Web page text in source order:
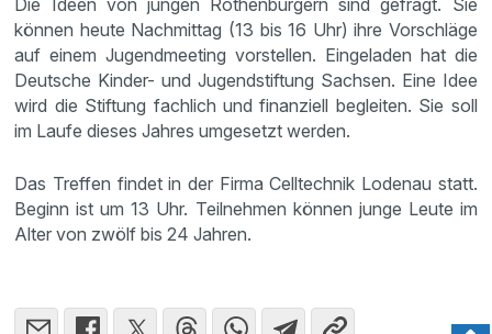
Die Ideen von jungen Rothenburgern sind gefragt. Sie
können heute Nachmittag (13 bis 16 Uhr) ihre Vorschläge
auf einem Jugendmeeting vorstellen. Eingeladen hat die
Deutsche Kinder- und Jugendstiftung Sachsen. Eine Idee
wird die Stiftung fachlich und finanziell begleiten. Sie soll
im Laufe dieses Jahres umgesetzt werden.
Das Treffen findet in der Firma Celltechnik Lodenau statt.
Beginn ist um 13 Uhr. Teilnehmen können junge Leute im
Alter von zwölf bis 24 Jahren.